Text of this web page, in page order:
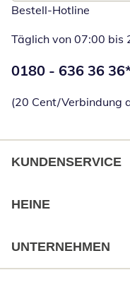
Bestell-Hotline
Täglich von 07:00 bis
Telefonnummer:
0180 - 636 36 36
(20 Cent/Verbindung
KUNDENSERVICE
HEINE
UNTERNEHMEN